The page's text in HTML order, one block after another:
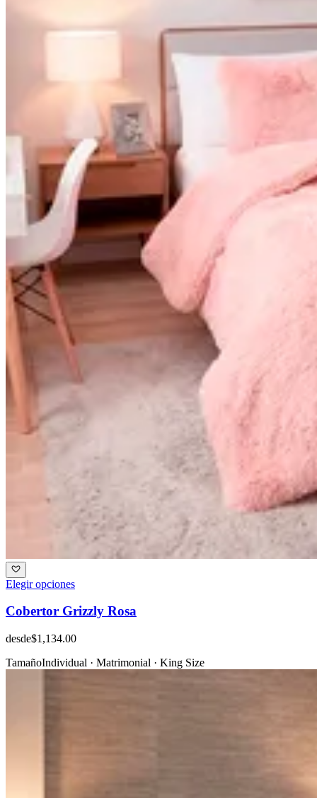
Elegir opciones
Cobertor Grizzly Rosa
desde$1,134.00
TamañoIndividual · Matrimonial · King Size